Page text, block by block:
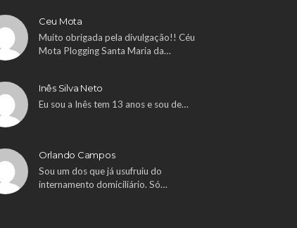
Ceu Mota
Muito obrigada pela divulgação!! Céu
Mota Plogging Santa Maria da…
Inês Silva Neto
Eu sou a Inês tem 13 anos e sou de…
Orlando Campos
Sou um dos que já usufruiu do
internamento domiciliário. Só…